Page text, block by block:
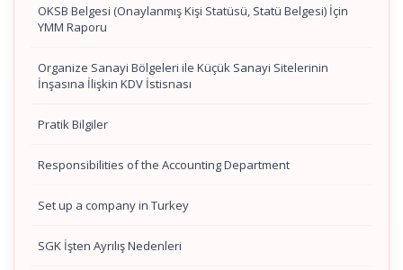
OKSB Belgesi (Onaylanmış Kişi Statüsü, Statü Belgesi) İçin
YMM Raporu
Organize Sanayi Bölgeleri ile Küçük Sanayi Sitelerinin
İnşasına İlişkin KDV İstisnası
Pratik Bilgiler
Responsibilities of the Accounting Department
Set up a company in Turkey
SGK İşten Ayrılış Nedenleri